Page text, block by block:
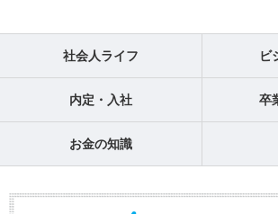
社会人ライフ ビ
内定・入社 卒
お金の知識